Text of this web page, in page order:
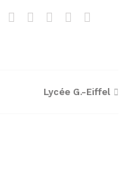
Lycée G.-Eiffel